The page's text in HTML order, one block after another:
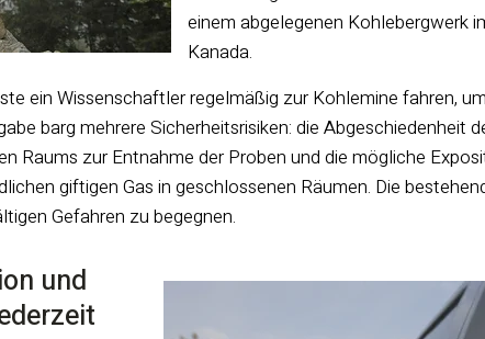
einem abgelegenen Kohlebergwerk
Kanada.
ein Wissenschaftler regelmäßig zur Kohlemine fahren,
barg mehrere Sicherheitsrisiken: die Abgeschiedenheit
Raums zur Entnahme der Proben und die mögliche
giftigen Gas in geschlossenen Räumen. Die
Gefahren zu begegnen.
und